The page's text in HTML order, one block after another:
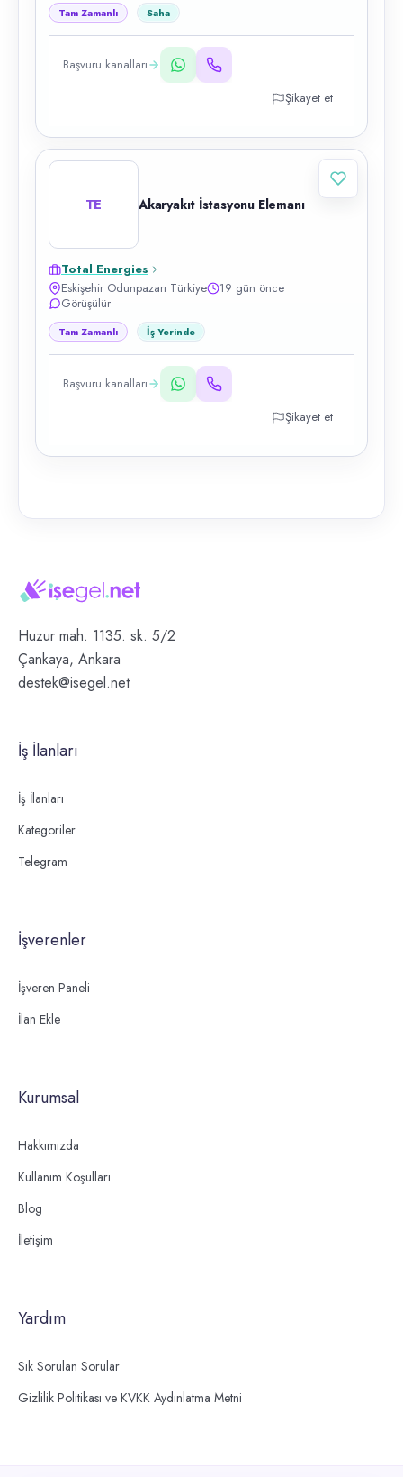
Tam Zamanlı Saha
Başvuru kanalları
Şikayet et
TE Akaryakıt İstasyonu Elemanı
Total Energies
Eskişehir Odunpazarı Türkiye
19 gün önce
Görüşülür
Tam Zamanlı İş Yerinde
Başvuru kanalları
Şikayet et
Huzur mah. 1135. sk. 5/2
Çankaya, Ankara
destek@isegel.net
İş İlanları
İş İlanları
Kategoriler
Telegram
İşverenler
İşveren Paneli
İlan Ekle
Kurumsal
Hakkımızda
Kullanım Koşulları
Blog
İletişim
Yardım
Sık Sorulan Sorular
Gizlilik Politikası ve KVKK Aydınlatma Metni